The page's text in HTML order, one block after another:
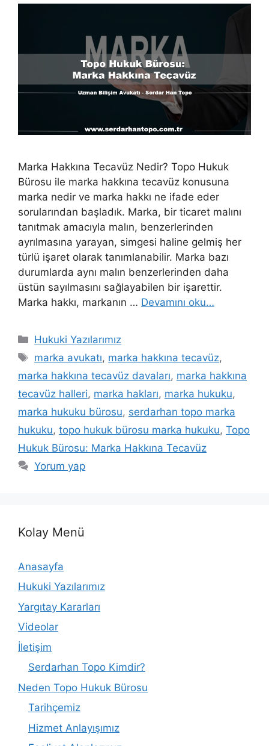
Marka Hakkına Tecavüz Nedir? Topo Hukuk
Bürosu ile marka hakkına tecavüz konusuna
marka nedir ve marka hakkı ne ifade eder
sorularından başladık. Marka, bir ticaret malını
tanıtmak amacıyla malın, benzerlerinden
ayrılmasına yarayan, simgesi haline gelmiş her
türlü işaret olarak tanımlanabilir. Marka bazı
durumlarda aynı malın benzerlerinden daha
üstün sayılmasını sağlayabilen bir işarettir.
Marka hakkı, markanın … Devamını oku…
Kategoriler
Hukuki Yazılarımız
Etiketler
marka avukatı, marka hakkına tecavüz,
marka hakkına tecavüz davaları, marka hakkına
tecavüz halleri, marka hakları, marka hukuku,
marka hukuku bürosu, serdarhan topo marka
hukuku, topo hukuk bürosu marka hukuku, Topo
Hukuk Bürosu: Marka Hakkına Tecavüz
Yorum yap
Kolay Menü
Anasayfa
Hukuki Yazılarımız
Yargıtay Kararları
Videolar
İletişim
Serdarhan Topo Kimdir?
Neden Topo Hukuk Bürosu
Tarihçemiz
Hizmet Anlayışımız